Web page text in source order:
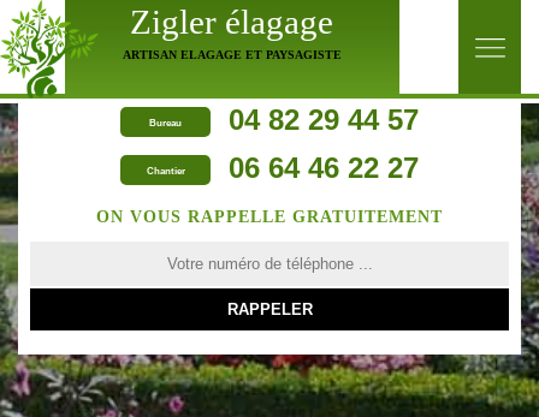
Zigler élagage
ARTISAN ELAGAGE ET PAYSAGISTE
Bureau 04 82 29 44 57
Chantier 06 64 46 22 27
ON VOUS RAPPELLE GRATUITEMENT